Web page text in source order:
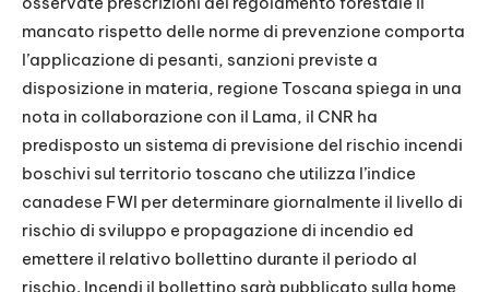
mancato rispetto delle norme di prevenzione comporta
l’applicazione di pesanti, sanzioni previste a
disposizione in materia, regione Toscana spiega in una
nota in collaborazione con il Lama, il CNR ha
predisposto un sistema di previsione del rischio incendi
boschivi sul territorio toscano che utilizza l’indice
canadese FWI per determinare giornalmente il livello di
rischio di sviluppo e propagazione di incendio ed
emettere il relativo bollettino durante il periodo al
rischio. Incendi il bollettino sarà pubblicato sulla home